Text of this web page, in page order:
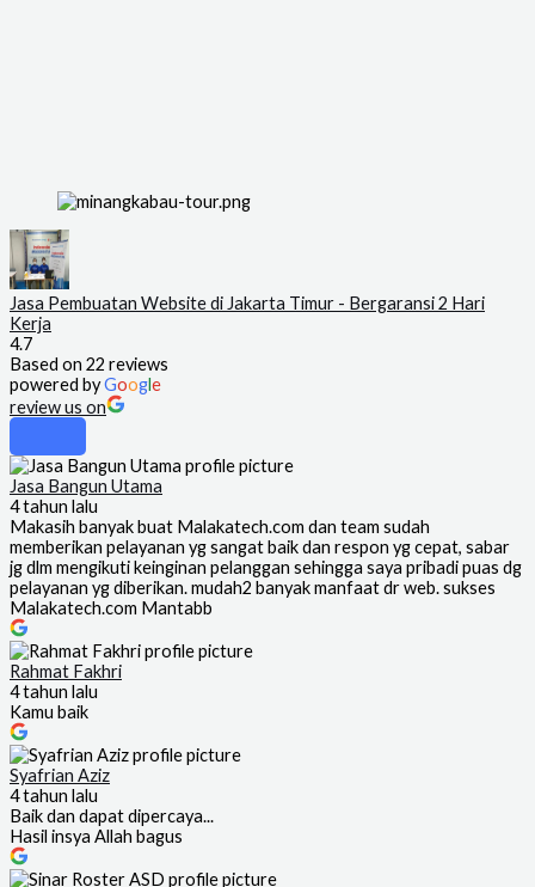
Jasa Pembuatan Website di Jakarta Timur - Bergaransi 2 Hari
Kerja
4.7
Based on 22 reviews
powered byGoogle
review us on
Jasa Bangun Utama
4 tahun lalu
Makasih banyak buat Malakatech.com dan team sudah
memberikan pelayanan yg sangat baik dan respon yg cepat, sabar
jg dlm mengikuti keinginan pelanggan sehingga saya pribadi puas dg
pelayanan yg diberikan. mudah2 banyak manfaat dr web. sukses
Malakatech.com Mantabb
Rahmat Fakhri
4 tahun lalu
Kamu baik
Syafrian Aziz
4 tahun lalu
Baik dan dapat dipercaya...
Hasil insya Allah bagus